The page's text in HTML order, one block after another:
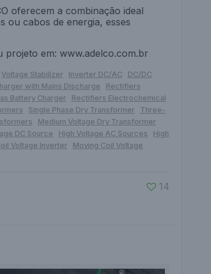
oferecem a combinação ideal
ou cabos de energia, esses
projeto em: www.adelco.com.br
Voltage Stabilizer Inverter DC/AC
DC/DC
with Mains Discharge
Rectifiers
Battery Charger
Rectifiers Electrochemical
Single Phase Dry Transformer
Three-
Medium Voltage Dry Transformer
DC Source High Voltage AC Sources
High
Voltage Inverter
Moving Coil Voltage
14